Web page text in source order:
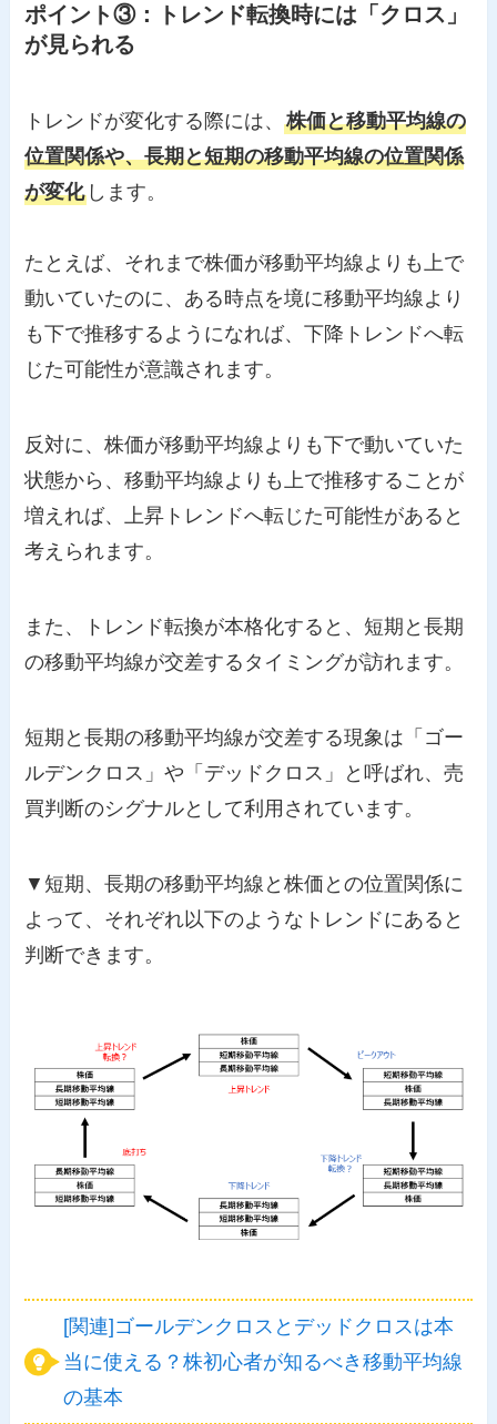
ポイント③：トレンド転換時には「クロス」
が見られる
トレンドが変化する際には、株価と移動平均線の
位置関係や、長期と短期の移動平均線の位置関係
が変化 します。
たとえば、それまで株価が移動平均線よりも上で
動いていたのに、ある時点を境に移動平均線より
も下で推移するようになれば、下降トレンドへ転
じた可能性が意識されます。
反対に、株価が移動平均線よりも下で動いていた
状態から、移動平均線よりも上で推移することが
増えれば、上昇トレンドへ転じた可能性があると
考えられます。
また、トレンド転換が本格化すると、短期と長期
の移動平均線が交差するタイミングが訪れます。
短期と長期の移動平均線が交差する現象は「ゴー
ルデンクロス」や「デッドクロス」と呼ばれ、売
買判断のシグナルとして利用されています。
▼短期、長期の移動平均線と株価との位置関係に
よって、それぞれ以下のようなトレンドにあると
判断できます。
[関連]ゴールデンクロスとデッドクロスは本
当に使える？株初心者が知るべき移動平均線
の基本